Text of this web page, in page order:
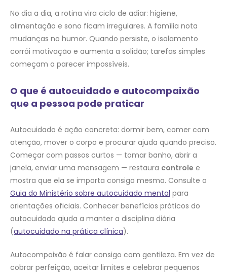
No dia a dia, a rotina vira ciclo de adiar: higiene,
alimentação e sono ficam irregulares. A família nota
mudanças no humor. Quando persiste, o isolamento
corrói motivação e aumenta a solidão; tarefas simples
começam a parecer impossíveis.
O que é autocuidado e autocompaixão
que a pessoa pode praticar
Autocuidado é ação concreta: dormir bem, comer com
atenção, mover o corpo e procurar ajuda quando preciso.
Começar com passos curtos — tomar banho, abrir a
janela, enviar uma mensagem — restaura controle e
mostra que ela se importa consigo mesma. Consulte o
Guia do Ministério sobre autocuidado mental para
orientações oficiais. Conhecer benefícios práticos do
autocuidado ajuda a manter a disciplina diária
(autocuidado na prática clínica).
Autocompaixão é falar consigo com gentileza. Em vez de
cobrar perfeição, aceitar limites e celebrar pequenos